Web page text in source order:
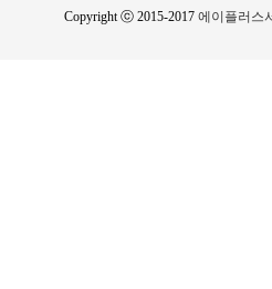
Copyright ⓒ 2015-2017 에이플러스